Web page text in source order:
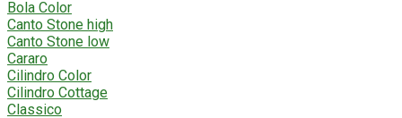
Bola Color
Canto Stone high
Canto Stone low
Cararo
Cilindro Color
Cilindro Cottage
Classico